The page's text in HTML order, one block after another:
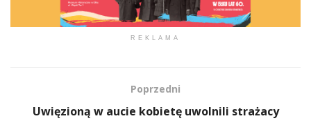
REKLAMA
Poprzedni
Uwięzioną w aucie kobietę uwolnili strażacy